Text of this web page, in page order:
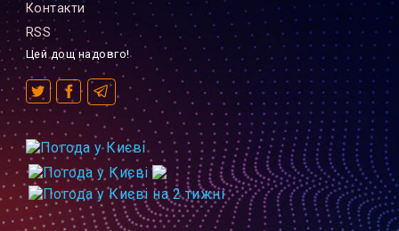
Контакти
RSS
Цей дощ надовго!